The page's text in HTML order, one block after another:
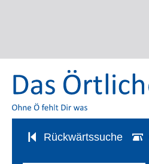
Rückwärtssuche